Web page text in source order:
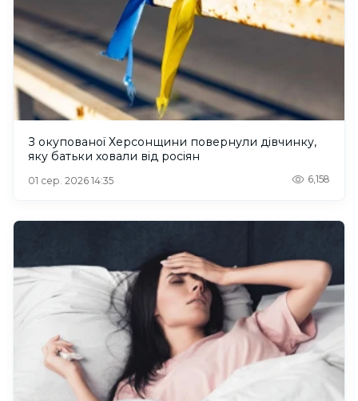
З окупованої Херсонщини повернули дівчинку,
яку батьки ховали від росіян
01 сер. 2026 14:35 6,158